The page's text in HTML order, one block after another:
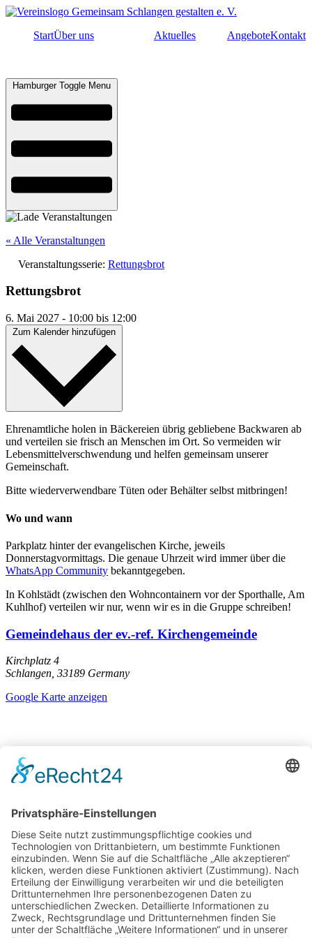
StartÜber uns Aktuelles AngeboteKontakt
Hamburger Toggle Menu
« Alle Veranstaltungen
Veranstaltungsserie: Rettungsbrot
Rettungsbrot
6. Mai 2027 - 10:00 bis 12:00
Ehrenamtliche holen in Bäckereien übrig gebliebene Backwaren ab
und verteilen sie frisch an Menschen im Ort. So vermeiden wir
Lebensmittelverschwendung und helfen gemeinsam unserer
Gemeinschaft.
Bitte wiederverwendbare Tüten oder Behälter selbst mitbringen!
Wo und wann
Parkplatz hinter der evangelischen Kirche, jeweils
Donnerstagvormittags. Die genaue Uhrzeit wird immer über die
WhatsApp Community bekanntgegeben.
In Kohlstädt (zwischen den Wohncontainern vor der Sporthalle, Am
Kuhlhof) verteilen wir nur, wenn wir es in die Gruppe schreiben!
Gemeindehaus der ev.-ref. Kirchengemeinde
Kirchplatz 4
Schlangen, 33189 Germany
Google Karte anzeigen
Stadt-